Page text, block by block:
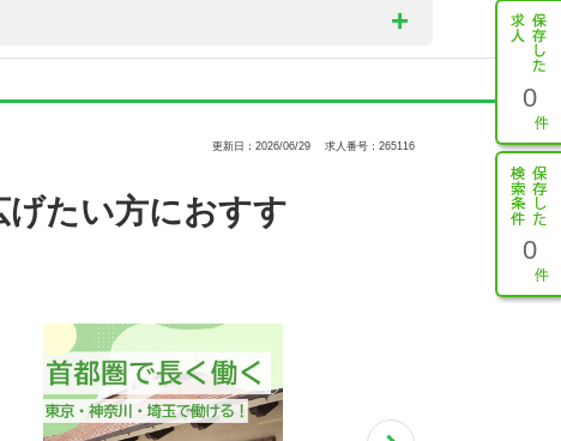
0
0
更新日：2026/06/29 求人番号：265116
げたい方におすす